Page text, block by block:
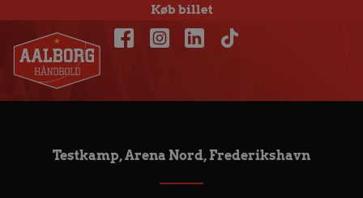
Køb billet
Testkamp, Arena Nord, Frederikshavn